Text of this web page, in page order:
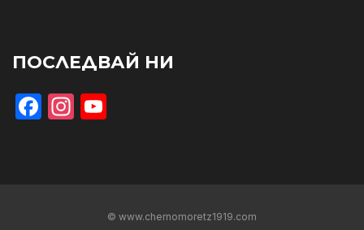
ПОСЛЕДВАЙ НИ
Facebook
Instagram
© www.chernomoretz1919.com